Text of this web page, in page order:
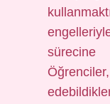
sürecine